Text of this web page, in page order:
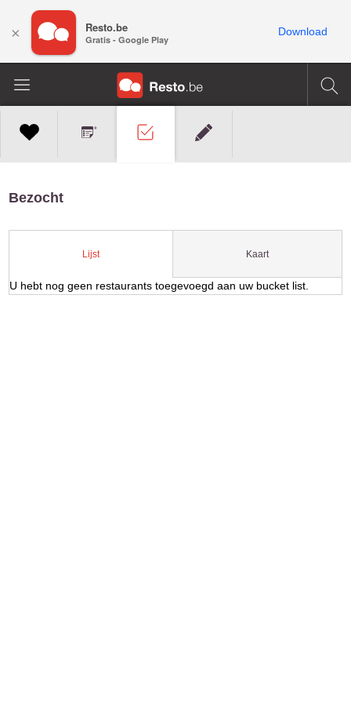
Bezocht
Lijst Kaart
U hebt nog geen restaurants toegevoegd aan uw bucket list.
× Resto.be
Gratis - Google Play
Download